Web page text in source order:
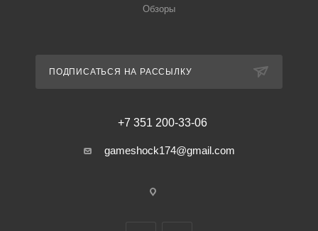
Обзоры
ПОДПИСАТЬСЯ НА РАССЫЛКУ
+7 351 200-33-06
gameshock174@gmail.com